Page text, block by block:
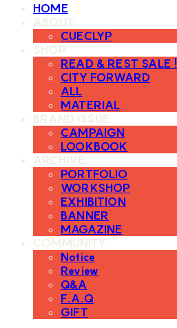
HOME
ABOUT
CUECLYP
SHOP
READ & REST SALE !
CITY FORWARD
ALL
MATERIAL
BRAND ISSUE
CAMPAIGN
LOOKBOOK
ARCHIVE
PORTFOLIO
WORKSHOP
EXHIBITION
BANNER
MAGAZINE
COMMUNITY
Notice
Review
Q&A
F.A.Q
GIFT